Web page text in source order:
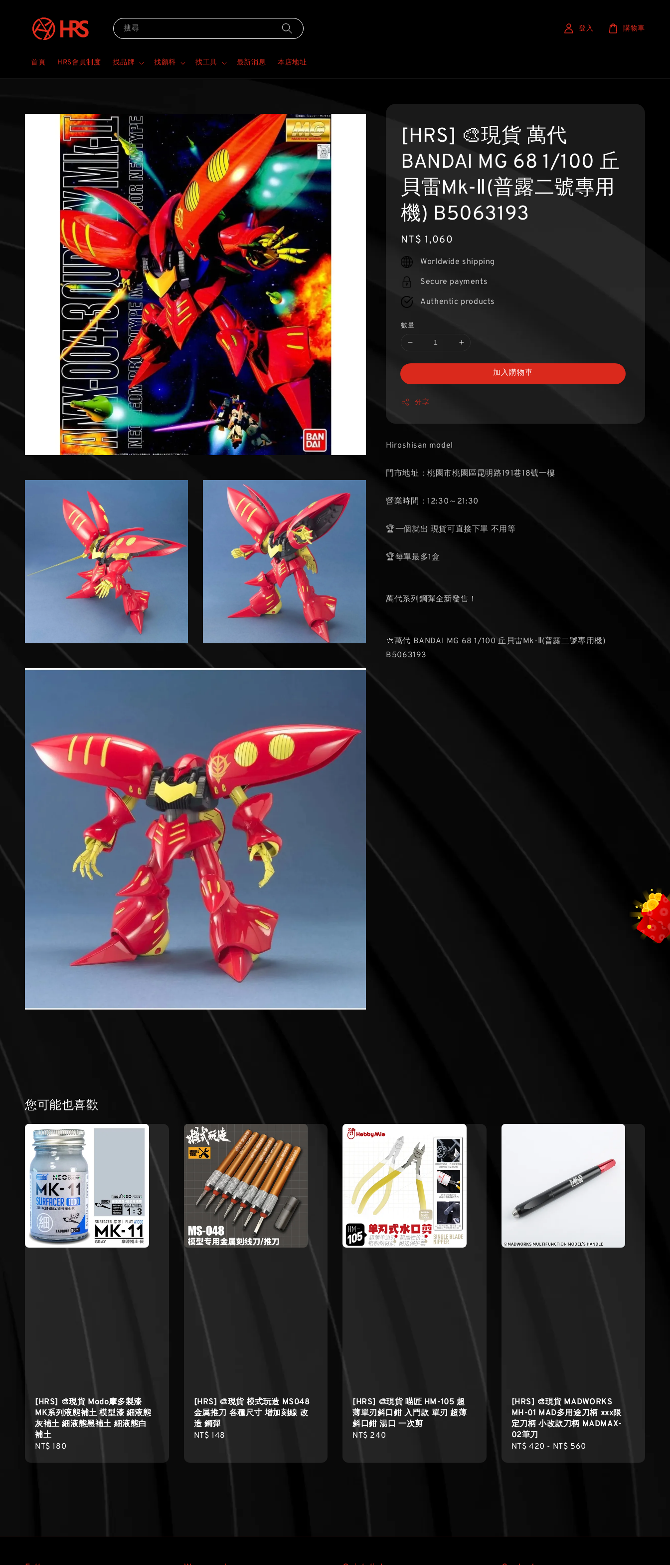
搜尋
首頁 HRS會員制度 找品牌 找顏料 找工具 最新消息 本店地址
登入 購物車
[HRS] 🎨現貨 萬代
BANDAI MG 68 1/100 丘
貝雷Mk-Ⅱ(普露二號專用
機) B5063193
Regular
price
NT$ 1,060
Worldwide shipping
Secure payments
Authentic products
數量
加入購物車
分享
Hiroshisan model
門市地址：桃園市桃園區昆明路191巷18號一樓
營業時間：12:30～21:30
🏆一個就出 現貨可直接下單 不用等
🏆每單最多1盒
萬代系列鋼彈全新發售！
🎨萬代 BANDAI MG 68 1/100 丘貝雷Mk-Ⅱ(普露二號專用機)
B5063193
您可能也喜歡
[HRS] 🎨現貨 Modo摩多製漆
MK系列液態補土 模型漆 細液態
灰補土 細液態黑補土 細液態白
補土
Regular
NT$ 180
[HRS] 🎨現貨 模式玩造 MS048
金属推刀 各種尺寸 增加刻線 改
造 鋼彈
Regular
NT$ 148
[HRS] 🎨現貨 喵匠 HM-105 超
薄單刃斜口鉗 入門款 單刃 超薄
斜口鉗 湯口 一次剪
Regular
NT$ 240
[HRS] 🎨現貨 MADWORKS
MH-01 MAD多用途刀柄 xxx限
定刀柄 小改款刀柄 MADMAX-
02筆刀
Regular
NT$ 420 - NT$ 560